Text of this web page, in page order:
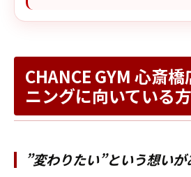
CHANCE GYM 心斎
ニングに向いている
”変わりたい”という想いが